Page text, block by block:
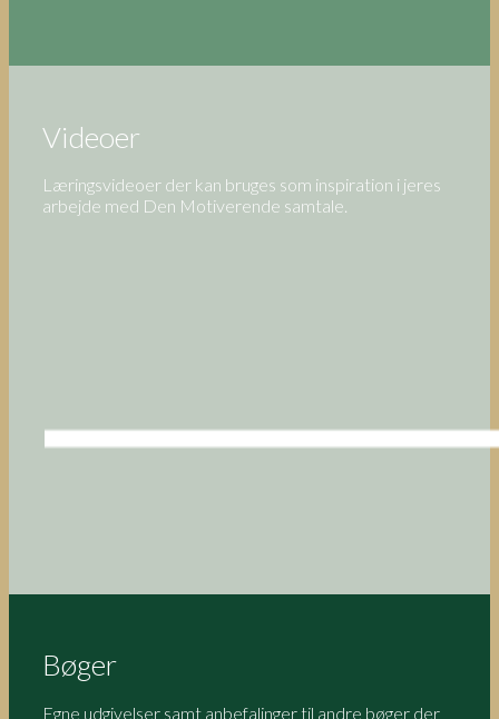
Videoer
Læringsvideoer der kan bruges som inspiration i jeres
arbejde med Den Motiverende samtale.
Bøger
Egne udgivelser samt anbefalinger til andre bøger der